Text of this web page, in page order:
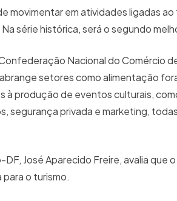
movimentar em atividades ligadas
série histórica, será o segundo
Nacional do Comércio
setores como alimentação
à produção de eventos culturais,
segurança privada e marketing,
José Aparecido Freire, avalia que
o turismo.